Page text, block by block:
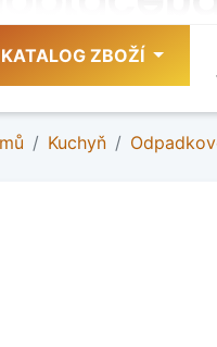
KATALOG ZBOŽÍ
Kuchyň